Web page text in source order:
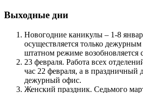
Выходные дни
Новогодние каникулы – 1-8
осуществляется только
штатном режиме возобновляется
23 февраля. Работа всех
час 22 февраля, а в праздничный
дежурный офис.
Женский праздник. Седьмого